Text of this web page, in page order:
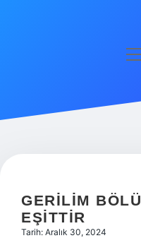
Hakkımızda
GERILIM
EŞITTIR
Tarih: Aralık 30, 2024